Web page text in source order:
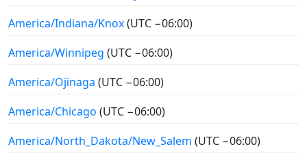
America/Indiana/Knox(UTC −06:00)
America/Winnipeg (UTC −06:00)
America/Ojinaga (UTC −06:00)
America/Chicago (UTC −06:00)
America/North_Dakota/New_Salem (UTC −06:00)